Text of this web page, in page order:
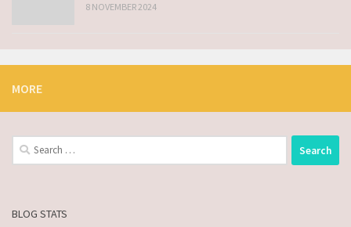
8 NOVEMBER 2024
MORE
BLOG STATS